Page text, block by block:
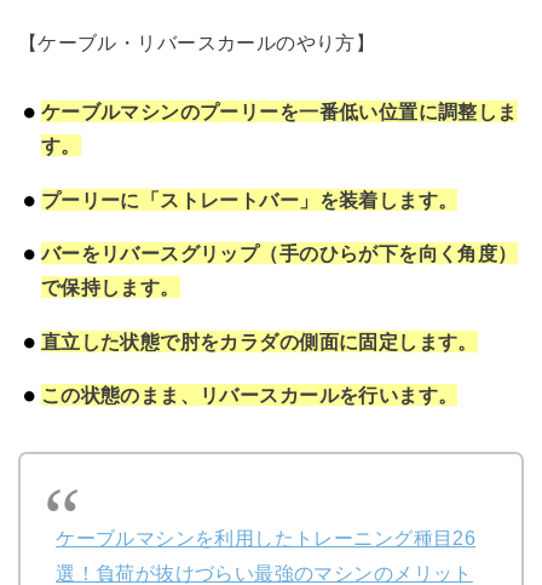
【ケーブル・リバースカールのやり方】
ケーブルマシンのプーリーを一番低い位置に調整しま
す。
プーリーに「ストレートバー」を装着します。
バーをリバースグリップ（手のひらが下を向く角度）
で保持します。
直立した状態で肘をカラダの側面に固定します。
この状態のまま、リバースカールを行います。
ケーブルマシンを利用したトレーニング種目26
選！負荷が抜けづらい最強のマシンのメリット